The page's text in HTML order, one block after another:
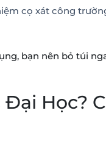
cọ xát công
bạn nên bỏ túi
Học?